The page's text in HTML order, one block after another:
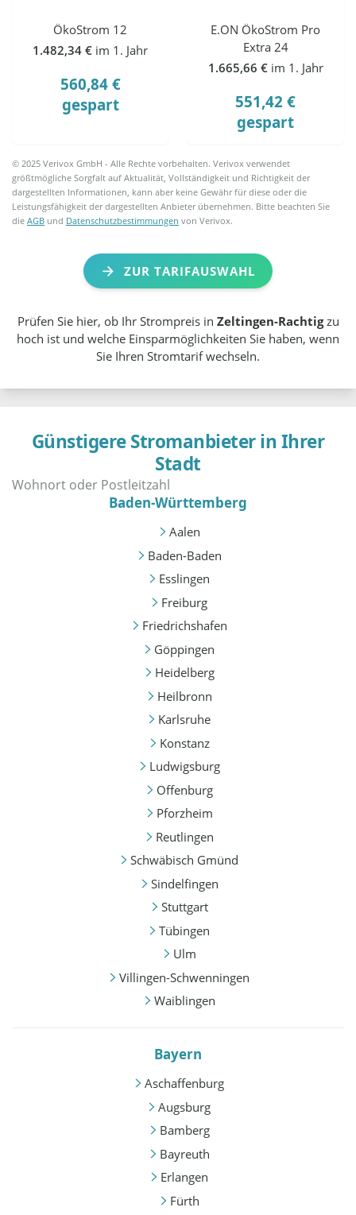
ÖkoStrom 12
1.482,34 € im 1. Jahr
560,84 €
gespart
E.ON ÖkoStrom Pro
Extra 24
1.665,66 € im 1. Jahr
551,42 €
gespart
© 2025 Verivox GmbH - Alle Rechte vorbehalten. Verivox verwendet
größtmögliche Sorgfalt auf Aktualität, Vollständigkeit und Richtigkeit der
dargestellten Informationen, kann aber keine Gewähr für diese oder die
Leistungsfähigkeit der dargestellten Anbieter übernehmen. Bitte beachten Sie
dieAGB und Datenschutzbestimmungen von Verivox.
ZUR TARIFAUSWAHL
Prüfen Sie hier, ob Ihr Strompreis in Zeltingen-Rachtigzu
hoch ist und welche Einsparmöglichkeiten Sie haben, wenn
Sie Ihren Stromtarif wechseln.
Günstigere Stromanbieter in Ihrer
Stadt
Baden-Württemberg
Aalen
Baden-Baden
Esslingen
Freiburg
Friedrichshafen
Göppingen
Heidelberg
Heilbronn
Karlsruhe
Konstanz
Ludwigsburg
Offenburg
Pforzheim
Reutlingen
Schwäbisch Gmünd
Sindelfingen
Stuttgart
Tübingen
Ulm
Villingen-Schwenningen
Waiblingen
Bayern
Aschaffenburg
Augsburg
Bamberg
Bayreuth
Erlangen
Fürth